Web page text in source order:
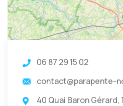
06 87 29 15 02
contact@parapente-
40 Quai Baron